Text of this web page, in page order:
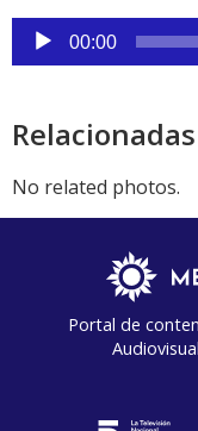
Reproductor
de
00:00
Relacionadas
No related photos.
Portal de